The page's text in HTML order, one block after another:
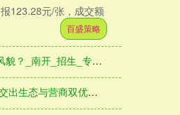
123.28元/张，成交额
百盛策略
_南开_招生_专业组
生态与营商双优答卷